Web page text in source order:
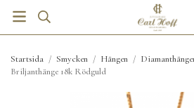
Startsida / Smycken / Hängen /
Briljanthänge 18k Rödguld